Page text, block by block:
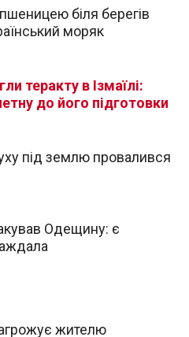
біля берегів
моряк
теракту в Ізмаїлі:
до його підготовки
Одещину: є
жителю